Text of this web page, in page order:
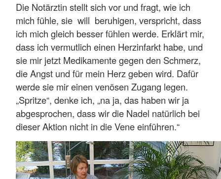
Die Notärztin stellt sich vor und fragt, wie ich
mich fühle, sie will beruhigen, verspricht, dass
ich mich gleich besser fühlen werde. Erklärt mir,
dass ich vermutlich einen Herzinfarkt habe, und
sie mir jetzt Medikamente gegen den Schmerz,
die Angst und für mein Herz geben wird. Dafür
werde sie mir einen venösen Zugang legen.
„Spritze“, denke ich, „na ja, das haben wir ja
abgesprochen, dass wir die Nadel natürlich bei
dieser Aktion nicht in die Vene einführen.“